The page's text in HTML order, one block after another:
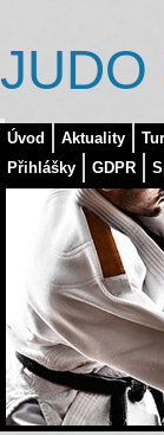
Úvod Aktuality
Přihlášky
GDPR
JUDO